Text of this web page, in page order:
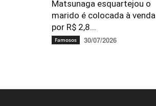
Matsunaga esquartejou o
marido é colocada à venda
por R$ 2,8...
Famosos 30/07/2026